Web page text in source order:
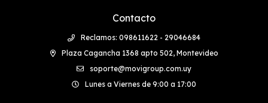
Contacto
Reclamos: 098611622 - 29046684
Plaza Cagancha 1368 apto 502, Montevideo
soporte@movigroup.com.uy
Lunes a Viernes de 9:00 a 17:00